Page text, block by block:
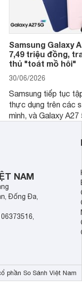
Samsung Galaxy
7,49 triệu đồng,
thủ "toát mồ hôi"
30/06/2026
Samsung tiếp tục
thực dụng trên các
mình, và Galaxy
tới cho người dùng
lượng với nhiều
NAM
Đống Đa,
phần So Sánh Việt Nam